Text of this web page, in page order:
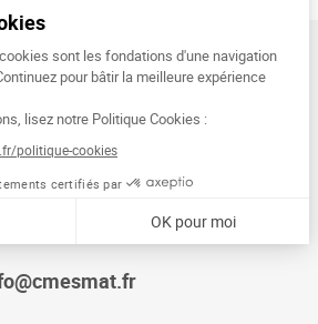
COURCOURONNES